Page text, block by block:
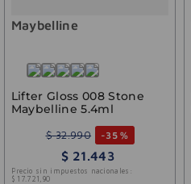
Maybelline
Lifter Gloss 008 Stone
Maybelline 5.4ml
$ 32.990 -35 %
$ 21.443
Precio sin impuestos nacionales:
$ 17 721 90